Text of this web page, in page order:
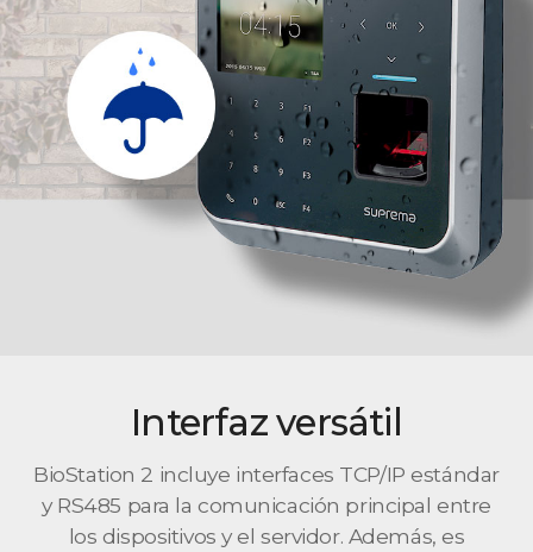
Interfaz versátil
BioStation 2 incluye interfaces TCP/IP estándar
y RS485 para la comunicación principal entre
los dispositivos y el servidor. Además, es